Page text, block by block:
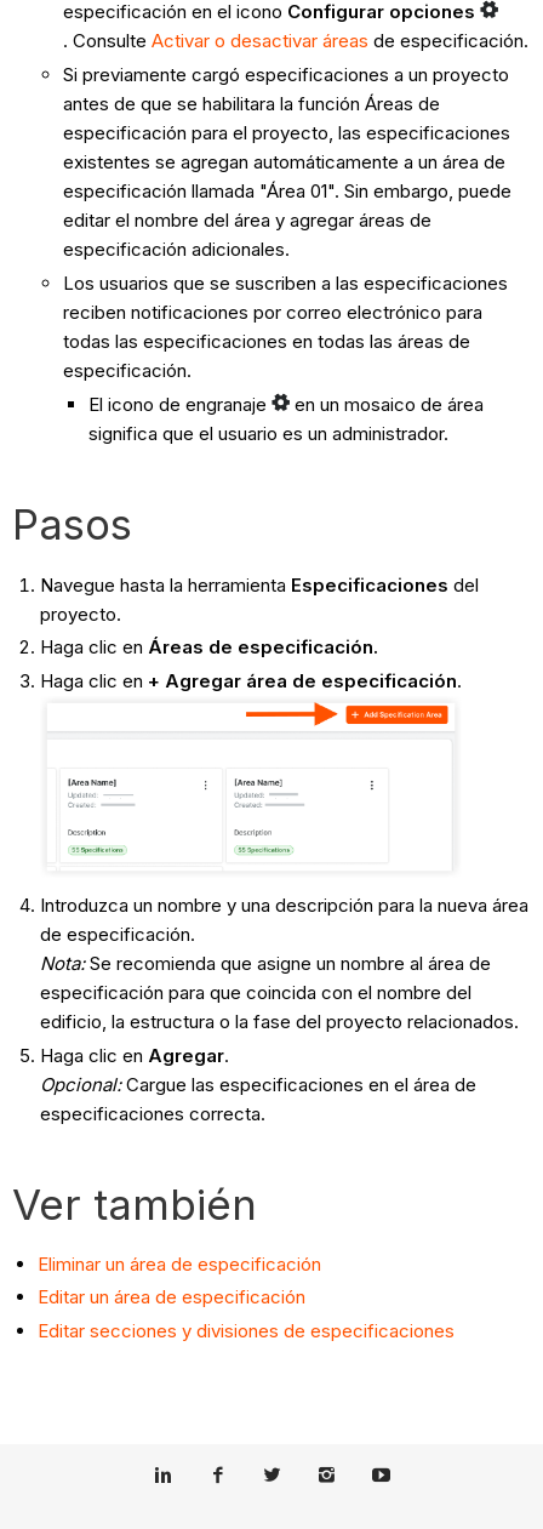
especificación en el icono Configurar opciones
. ConsulteActivar o desactivar áreas de especificación.
Si previamente cargó especificaciones a un proyecto
antes de que se habilitara la función Áreas de
especificación para el proyecto, las especificaciones
existentes se agregan automáticamente a un área de
especificación llamada "Área 01". Sin embargo, puede
editar el nombre del área y agregar áreas de
especificación adicionales.
Los usuarios que se suscriben a las especificaciones
reciben notificaciones por correo electrónico para
todas las especificaciones en todas las áreas de
especificación.
El icono de engranaje
en un mosaico de área
significa que el usuario es un administrador.
Pasos
Navegue hasta la herramienta Especificaciones del
proyecto.
Haga clic en Áreas de especificación.
Haga clic en + Agregar área de especificación.
Introduzca un nombre y una descripción para la nueva área
de especificación.
Nota:Se recomienda que asigne un nombre al área de
especificación para que coincida con el nombre del
edificio, la estructura o la fase del proyecto relacionados.
Haga clic en Agregar.
Opcional:Cargue las especificaciones en el área de
especificaciones correcta.
Ver también
Eliminar un área de especificación
Editar un área de especificación
Editar secciones y divisiones de especificaciones